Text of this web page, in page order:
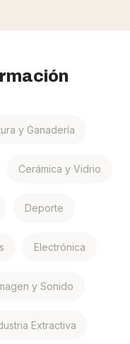
y Ganadería
Cerámica y Vidrio
Deporte
Electrónica
y Sonido
Extractiva